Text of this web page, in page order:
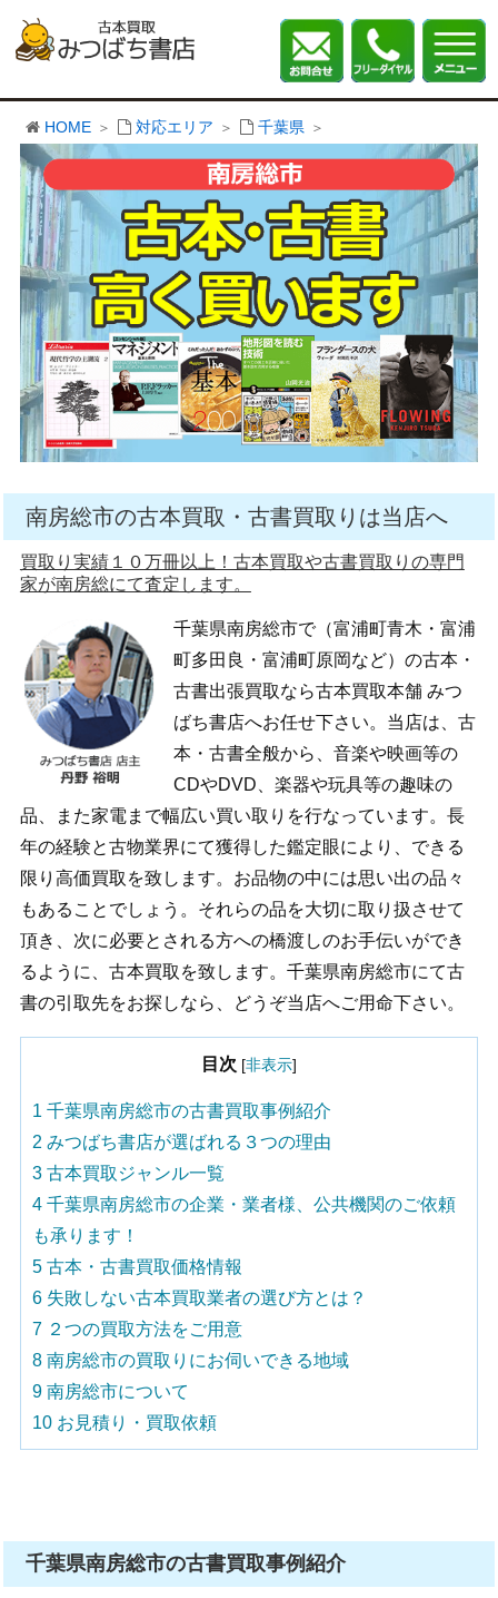
HOME 対応エリア 千葉県
南房総市の古本買取・古書買取りは当店へ
買取り実績１０万冊以上！古本買取や古書買取りの専門
家が南房総にて査定します。
千葉県南房総市で（富浦町青木・富浦
町多田良・富浦町原岡など）の古本・
古書出張買取なら古本買取本舗 みつ
ばち書店へお任せ下さい。当店は、古
本・古書全般から、音楽や映画等の
CDやDVD、楽器や玩具等の趣味の
品、また家電まで幅広い買い取りを行なっています。長
年の経験と古物業界にて獲得した鑑定眼により、できる
限り高価買取を致します。お品物の中には思い出の品々
もあることでしょう。それらの品を大切に取り扱させて
頂き、次に必要とされる方への橋渡しのお手伝いができ
るように、古本買取を致します。千葉県南房総市にて古
書の引取先をお探しなら、どうぞ当店へご用命下さい。
目次 [非表示]
1 千葉県南房総市の古書買取事例紹介
2 みつばち書店が選ばれる３つの理由
3 古本買取ジャンル一覧
4 千葉県南房総市の企業・業者様、公共機関のご依頼
も承ります！
5 古本・古書買取価格情報
6 失敗しない古本買取業者の選び方とは？
7 ２つの買取方法をご用意
8 南房総市の買取りにお伺いできる地域
9 南房総市について
10 お見積り・買取依頼
千葉県南房総市の古書買取事例紹介